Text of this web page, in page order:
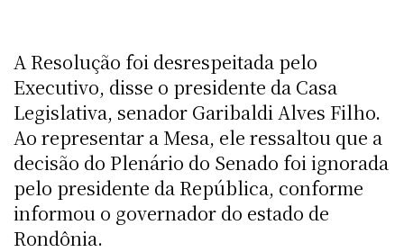
A Resolução foi desrespeitada pelo
Executivo, disse o presidente da Casa
Legislativa, senador Garibaldi Alves Filho.
Ao representar a Mesa, ele ressaltou que a
decisão do Plenário do Senado foi ignorada
pelo presidente da República, conforme
informou o governador do estado de
Rondônia.